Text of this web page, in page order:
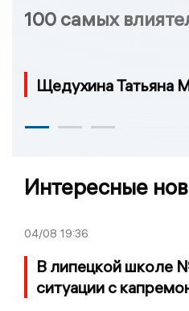
100 самых
Щедухина Татьяна
Интересные
04/08 19:36
В липецкой школе
ситуации с